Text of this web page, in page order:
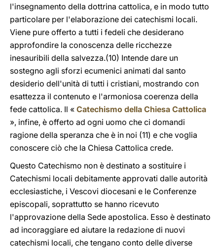
l'insegnamento della dottrina cattolica, e in modo tutto
particolare per l'elaborazione dei catechismi locali.
Viene pure offerto a tutti i fedeli che desiderano
approfondire la conoscenza delle ricchezze
inesauribili della salvezza.(10) Intende dare un
sostegno agli sforzi ecumenici animati dal santo
desiderio dell'unità di tutti i cristiani, mostrando con
esattezza il contenuto e l'armoniosa coerenza della
fede cattolica. Il « Catechismo della Chiesa Cattolica
», infine, è offerto ad ogni uomo che ci domandi
ragione della speranza che è in noi (11) e che voglia
conoscere ciò che la Chiesa Cattolica crede.
Questo Catechismo non è destinato a sostituire i
Catechismi locali debitamente approvati dalle autorità
ecclesiastiche, i Vescovi diocesani e le Conferenze
episcopali, soprattutto se hanno ricevuto
l'approvazione della Sede apostolica. Esso è destinato
ad incoraggiare ed aiutare la redazione di nuovi
catechismi locali, che tengano conto delle diverse